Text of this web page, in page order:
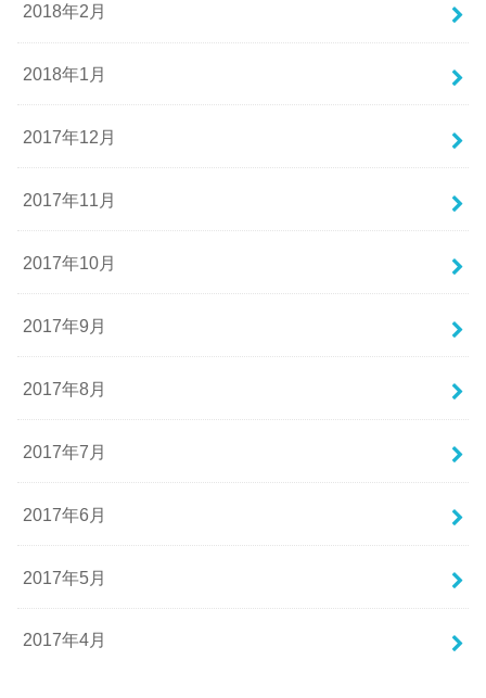
2018年2月
2018年1月
2017年12月
2017年11月
2017年10月
2017年9月
2017年8月
2017年7月
2017年6月
2017年5月
2017年4月